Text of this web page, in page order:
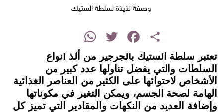
وصفة لذيذة لسلطة الستيك
Share
Facebook
Twitter
WhatsApp
تعتبر سلطة الستيك بالجرجير من ألذ أنواع
السلطات والتي يفضل تناولها عدد كبير من
الأشخاص لاحتوائها على الكثير من العناصر الغذائية
الهامة لصحة الجسم، ويمكن التغير في مكوناتها
وإضافة العديد من النكهات والمقادير التي تميز كل